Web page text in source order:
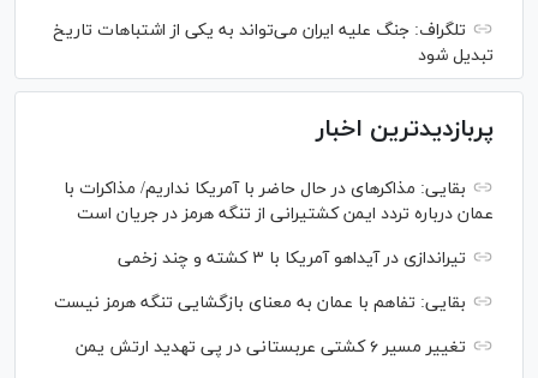
تلگراف: جنگ علیه ایران می‌تواند به یکی از اشتباهات تاریخ
تبدیل شود
پربازدیدترین اخبار
بقایی: مذاکره‎ای در حال حاضر با آمریکا نداریم/ مذاکرات با
عمان درباره تردد ایمن کشتیرانی از تنگه هرمز در جریان است
تیراندازی در آیداهو آمریکا با ۳ کشته و چند زخمی
بقایی: تفاهم با عمان به معنای بازگشایی تنگه هرمز نیست
تغییر مسیر ۶ کشتی عربستانی در پی تهدید ارتش یمن